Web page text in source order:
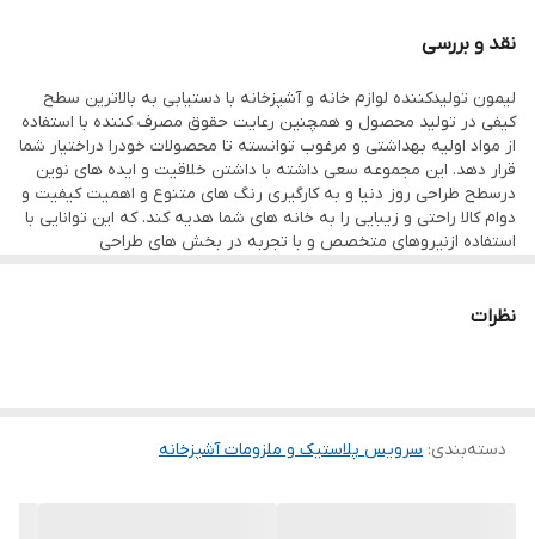
سرویس چای و صبحانه خوری مسافرتی 6 نفره
کد محصول : 43035
ابعاد
عرض: 21cm
طول: 26.5cm
نقد و بررسی
لیمون تولیدکننده لوازم خانه و آشپزخانه با دستیابی به بالاترین سطح
کیفی در تولید محصول و همچنین رعایت حقوق مصرف کننده با استفاده
از مواد اولیه بهداشتی و مرغوب توانسته تا محصولات خودرا دراختیار شما
قرار دهد. این مجموعه سعی داشته با داشتن خلاقیت و ایده های نوین
درسطح طراحی روز دنیا و به کارگیری رنگ های متنوع و اهمیت کیفیت و
دوام کالا راحتی و زیبایی را به خانه های شما هدیه کند. که این توانایی با
استفاده ازنیروهای متخصص و با تجربه در بخش های طراحی
موفقیت برسد.
نظرات
دسته‌بندی: سرویس پلاستیک و ملزومات آشپزخانه